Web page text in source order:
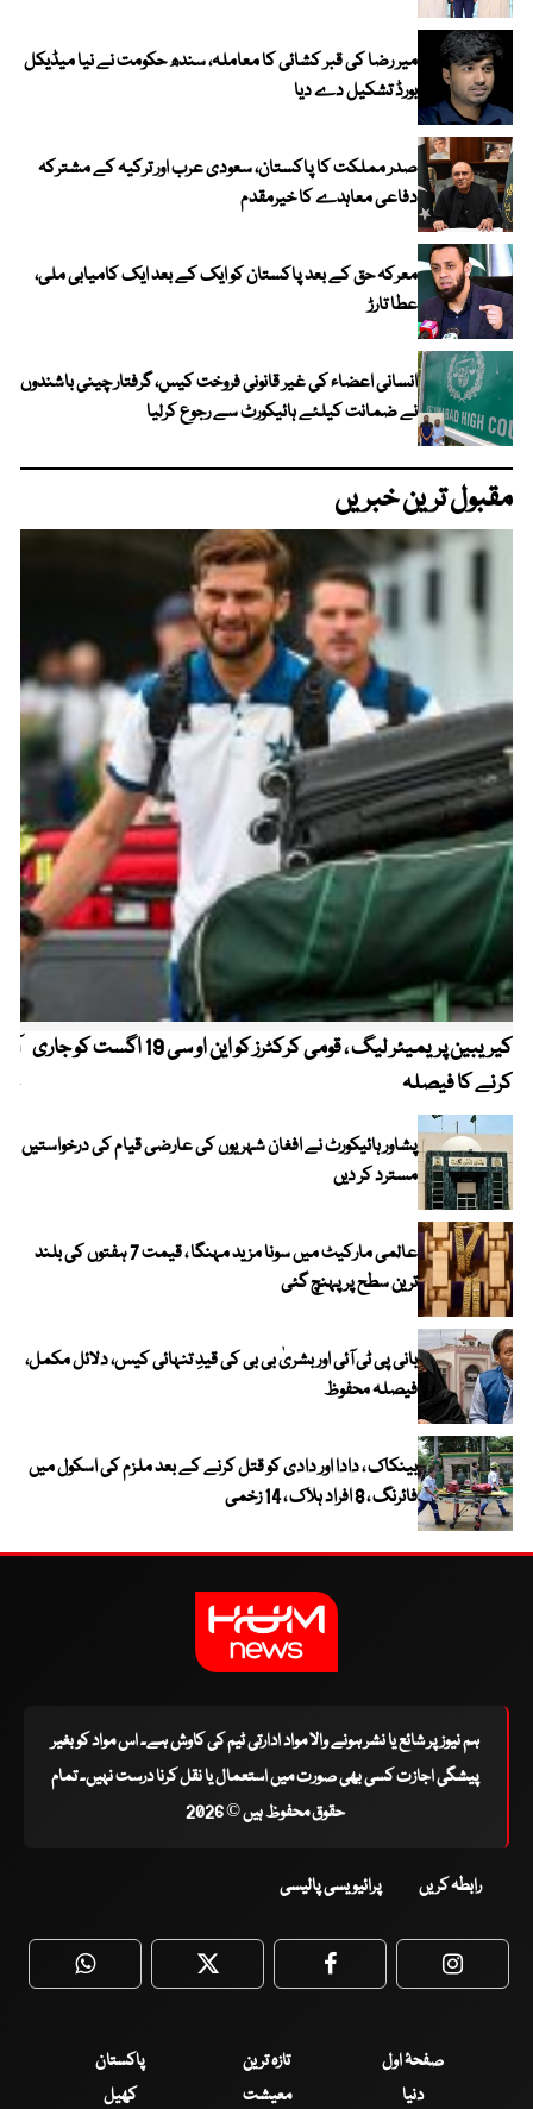
میر رضا کی قبر کشائی کا معاملہ، سندھ حکومت نے نیا میڈیکل
بورڈ تشکیل دے دیا
صدر مملکت کا پاکستان، سعودی عرب اور ترکیہ کے مشترکہ
دفاعی معاہدے کا خیرمقدم
معرکہ حق کے بعد پاکستان کو ایک کے بعد ایک کامیابی ملی،
عطا تارڑ
انسانی اعضاء کی غیر قانونی فروخت کیس، گرفتار چینی باشندوں
نے ضمانت کیلئے ہائیکورٹ سے رجوع کرلیا
مقبول ترین خبریں
کیریبین پریمیئر لیگ ، قومی کرکٹرز کو این او سی 19 اگست کو جاری
کرنے کا فیصلہ
پشاور ہائیکورٹ نے افغان شہریوں کی عارضی قیام کی درخواستیں
مسترد کر دیں
عالمی مارکیٹ میں سونا مزید مہنگا ، قیمت 7 ہفتوں کی بلند
ترین سطح پر پہنچ گئی
بانی پی ٹی آئی اور بشریٰ بی بی کی قیدِ تنہائی کیس، دلائل مکمل،
فیصلہ محفوظ
بینکاک ، دادا اور دادی کو قتل کرنے کے بعد ملزم کی اسکول میں
فائرنگ ، 8 افراد ہلاک ، 14 زخمی
ہم نیوز پر شائع یا نشر ہونے والا مواد ادارتی ٹیم کی کاوش ہے۔ اس مواد کو بغیر
پیشگی اجازت کسی بھی صورت میں استعمال یا نقل کرنا درست نہیں۔ تمام
حقوق محفوظ ہیں © 2026
رابطہ کریں پرائیویسی پالیسی
WhatsApp Twitter Facebook
صفحۂ اول تازہ ترین
پاکستان
دنیا
معیشت کھیل